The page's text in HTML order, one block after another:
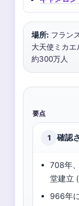
場所: フラン
大天使ミカエ
約300万人
要点
1 確認
708年
堂建立 (
966年